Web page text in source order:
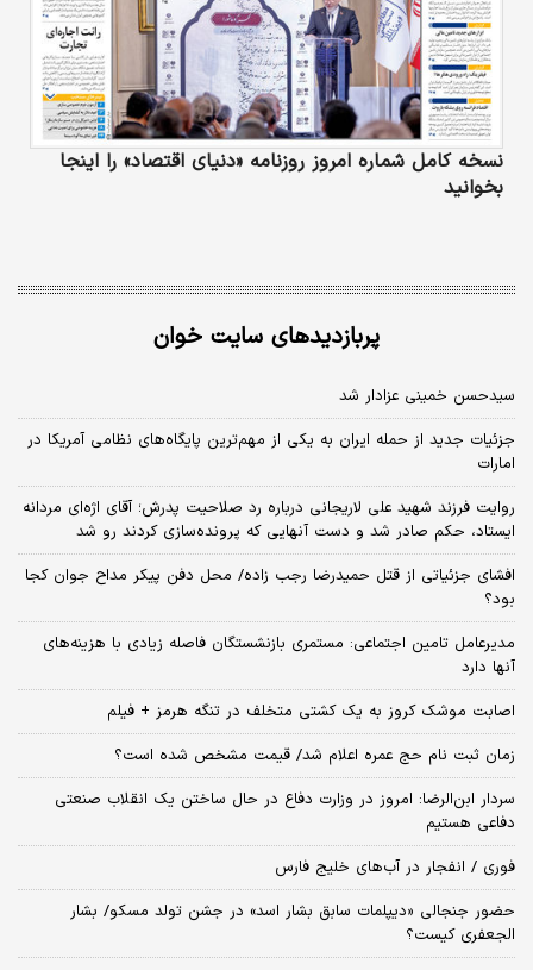
نسخه کامل شماره امروز روزنامه «دنیای‌ اقتصاد» را اینجا
بخوانید
پربازدیدهای سایت خوان
سیدحسن خمینی عزادار شد
جزئیات جدید از حمله ایران به یکی از مهم‌ترین پایگاه‌های نظامی آمریکا در
امارات
روایت فرزند شهید علی لاریجانی درباره رد صلاحیت پدرش؛ آقای اژه‌ای مردانه
ایستاد، حکم صادر شد و دست آنهایی که پرونده‌سازی کردند رو شد
افشای جزئیاتی از قتل حمیدرضا رجب زاده/ محل دفن پیکر مداح جوان کجا
بود؟
مدیرعامل تامین اجتماعی: مستمری بازنشستگان فاصله زیادی با هزینه‌های
آنها دارد
اصابت موشک کروز به یک کشتی متخلف در تنگه هرمز + فیلم
زمان ثبت‌ نام حج عمره اعلام شد/ قیمت مشخص شده است؟
سردار ابن‌الرضا: امروز در وزارت دفاع در حال ساختن یک انقلاب صنعتی
دفاعی هستیم
فوری / انفجار در آب‌های خلیج فارس
حضور جنجالی «دیپلمات سابق بشار اسد» در جشن تولد مسکو/ بشار
الجعفری کیست؟